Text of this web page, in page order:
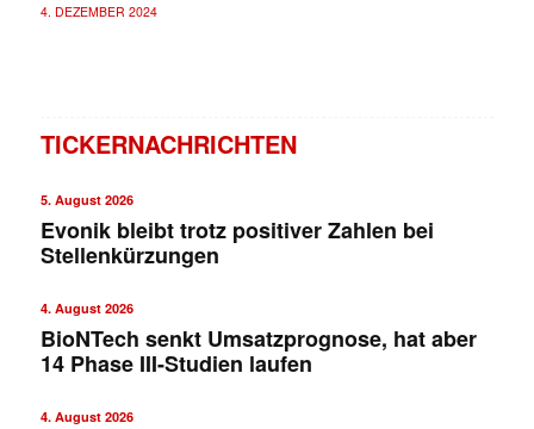
4. DEZEMBER 2024
TICKERNACHRICHTEN
5. August 2026
Evonik bleibt trotz positiver Zahlen bei
Stellenkürzungen
4. August 2026
BioNTech senkt Umsatzprognose, hat aber
14 Phase III-Studien laufen
4. August 2026